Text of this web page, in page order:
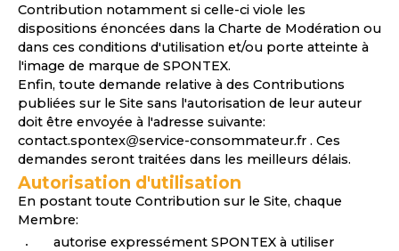
Contribution notamment si celle-ci viole les
dispositions énoncées dans la Charte de Modération ou
dans ces conditions d'utilisation et/ou porte atteinte à
l'image de marque de SPONTEX.
Enfin, toute demande relative à des Contributions
publiées sur le Site sans l'autorisation de leur auteur
doit être envoyée à l'adresse suivante:
contact.spontex@service-consommateur.fr . Ces
demandes seront traitées dans les meilleurs délais.
Autorisation d'utilisation
En postant toute Contribution sur le Site, chaque
Membre:
autorise expressément SPONTEX à utiliser